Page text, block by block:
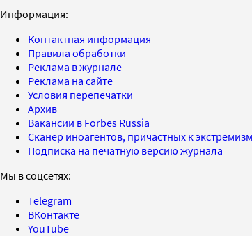
Информация:
Контактная информация
Правила обработки
Реклама в журнале
Реклама на сайте
Условия перепечатки
Архив
Вакансии в Forbes Russia
Сканер иноагентов, причастных к
Подписка на печатную версию журнала
Мы в соцсетях:
Telegram
ВКонтакте
YouTube